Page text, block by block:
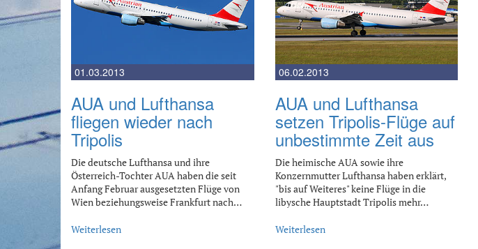
01.03.2013
AUA und Lufthansa
fliegen wieder nach
Tripolis
Die deutsche Lufthansa und ihre
Österreich-Tochter AUA haben die seit
Anfang Februar ausgesetzten Flüge von
Wien beziehungsweise Frankfurt nach…
Weiterlesen
06.02.2013
AUA und Lufthansa
setzen Tripolis-Flüge auf
unbestimmte Zeit aus
Die heimische AUA sowie ihre
Konzernmutter Lufthansa haben erklärt,
"bis auf Weiteres" keine Flüge in die
libysche Hauptstadt Tripolis mehr…
Weiterlesen